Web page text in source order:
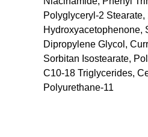
Polyglyceryl-2
Hydroxyacetophenone,
Dipropylene Glycol,
Sorbitan Isostearate,
C10-18 Triglycerides,
Polyurethane-11